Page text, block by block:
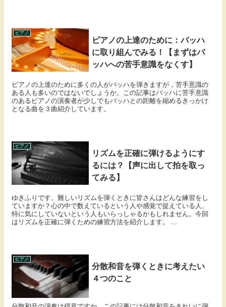
ピアノ
ピアノの上達のために：バッハ
に取り組んでみる！【まずはバ
ッハへの苦手意識をなくす】
ピアノの上達のために多くの人がバッハを弾きますが，苦手意識の
ある人も多いのではないでしょうか。この記事はバッハに苦手意識
のあるピアノの演奏者が少しでもバッハとの距離を縮めるきっかけ
となる曲を３曲紹介しています。
ピアノ
リズムを正確に弾けるようにす
るには？【声に出して拍を取っ
てみる】
ゆきふりです。難しいリズムを弾くときに皆さんはどんな練習をし
ていますか？心の中で数えているという人や感覚で捉えている人、
特に気にしていないという人もいらっしゃるかもしれません。今回
はリズムを正確に弾くための練習方法を紹介します。 ...
ピアノ
分散和音を弾くときに考えたい
４つのこと